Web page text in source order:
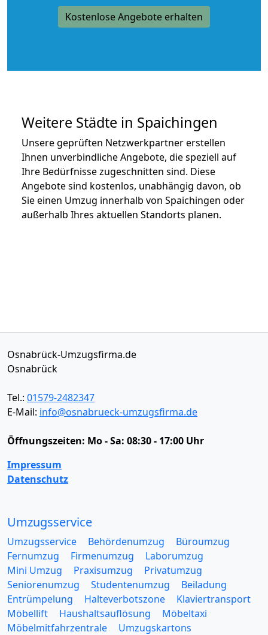
Kostenlose Angebote erhalten
Weitere Städte in Spaichingen
Unsere geprüften Netzwerkpartner erstellen
Ihnen unverbindliche Angebote, die speziell auf
Ihre Bedürfnisse zugeschnitten sind. Diese
Angebote sind kostenlos, unabhängig davon, ob
Sie einen Umzug innerhalb von Spaichingen oder
außerhalb Ihres aktuellen Standorts planen.
Osnabrück-Umzugsfirma.de
Osnabrück
Tel.: 01579-2482347
E-Mail: info@osnabrueck-umzugsfirma.de
Öffnungszeiten: Mo - Sa: 08:30 - 17:00 Uhr
Impressum
Datenschutz
Umzugsservice
Umzugsservice Behördenumzug
Büroumzug
Fernumzug
Firmenumzug
Laborumzug
Mini Umzug
Praxisumzug
Privatumzug
Seniorenumzug
Studentenumzug
Beiladung
Entrümpelung
Halteverbotszone
Klaviertransport
Möbellift
Haushaltsauflösung
Möbeltaxi
Möbelmitfahrzentrale
Umzugskartons